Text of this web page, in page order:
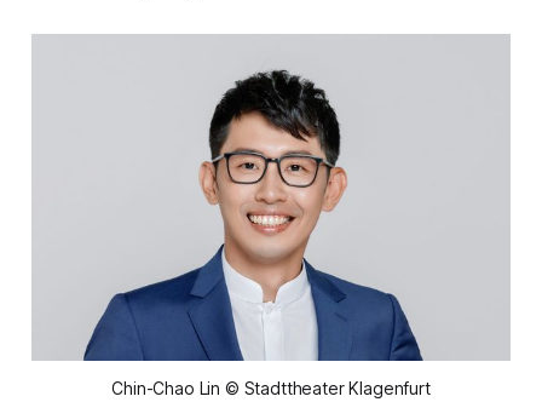
Chin-Chao Lin © Stadttheater Klagenfurt